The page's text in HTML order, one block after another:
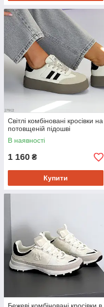
Світлі комбіновані кросівки на
потовщеній підошві
В наявності
1 160 ₴
Купити